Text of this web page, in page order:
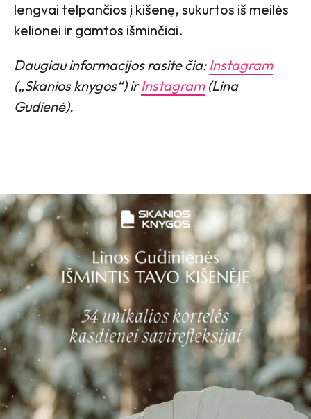
lengvai telpančios į kišenę, sukurtos iš meilės
kelionei ir gamtos išminčiai.
Daugiau informacijos rasite čia:Instagram
(„Skanios knygos“) irInstagram(Lina
Gudienė).